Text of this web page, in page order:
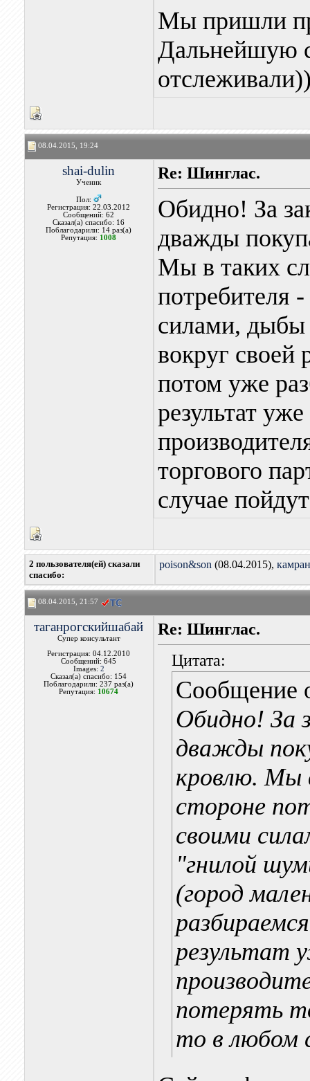
Мы пришли
Дальнейшую
08.04.2015, 19:24
shai-dulin
Ученик
Пол:
Регистрация: 22.03.2012
Сообщений: 62
Сказал(а) спасибо: 16
Поблагодарили: 14 раз(а)
Репутация: 1008
Re: Шинглас.
Обидно! За
дважды
Мы в таких
потребителя
силами,
вокруг своей
потом уже
результат
торгового
случае
2 пользователя(ей) сказали
cпасибо:
poison&son (08.04.2015), камран
08.04.2015, 21:57
таганрогскийшабай
Супер консультант
Регистрация: 04.12.2010
Сообщений: 645
Images: 2
Сказал(а) спасибо: 154
Поблагодарили: 237 раз(а)
Репутация: 10674
Re: Шинглас.
Цитата:
Сообщение
Обидно! За
дважды
кровлю. Мы
стороне
своими
"гнилой
(город
результат
потерять
то в любом